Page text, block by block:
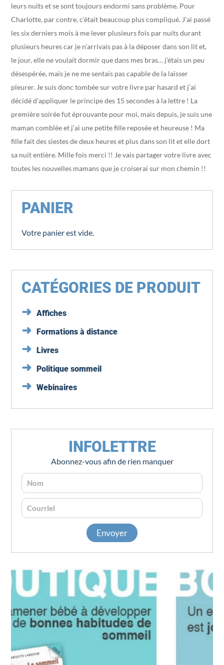
leurs nuits et se sont toujours endormi sans problème. Pour
Charlotte, par contre, c’était beaucoup plus compliqué. J’ai passé
les six derniers mois à me lever plusieurs fois par nuits durant
plusieurs heures car je n’arrivais pas à la déposer dans son lit et,
le jour, elle ne voulait dormir que dans mes bras… j’étais un peu
désespérée, mais je ne me sentais pas capable de la laisser
pleurer. Je suis donc tombée sur votre livre par hasard et j’ai
décidé d’appliquer le principe des 15 secondes à la lettre ! La
première soirée fut éprouvante pour moi, mais depuis, je suis une
maman comblée et j’ai une petite fille reposée et heureuse ! Ma
fille fait des siestes de deux heures et plus dans son lit et elle dort
sa nuit entière. Mille fois merci !! Je vais partager votre livre avec
toutes les nouvelles mamans que je croiserai sur mon chemin !!
PANIER
Votre panier est vide.
CATÉGORIES DE PRODUIT
Affiches
Formations à distance
Livres
Politique sommeil
Webinaires
INFOLETTRE
Abonnez-vous afin de rien manquer